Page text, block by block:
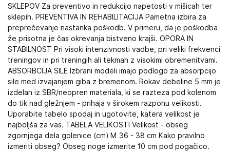
SKLEPOV Za preventivo in redukcijo napetosti v mišicah ter
sklepih. PREVENTIVA IN REHABILITACIJA Pametna izbira za
preprečevanje nastanka poškodb. V primeru, da je poškodba
že prisotna je čas okrevanja bistveno krajši. OPORA IN
STABILNOST Pri visoki intenzivnosti vadbe, pri veliki frekvenci
treningov in pri treningih ali tekmah z visokimi obremenitvami.
ABSORBCIJA SILE Izbrani modeli imajo podlogo za absorpcijo
sile med izvajanjem giba z bremenom. Rokav debeline 5 mm je
izdelan iz SBR/neopren materiala, ki se razteza pod kolenom
do tik nad gležnjem - prihaja v širokem razponu velikosti.
Uporabite tabelo spodaj in ugotovite, katera velikost je
najboljša za vas. TABELA VELIKOSTI Velikost - obseg
zgornjega dela golenice (cm) M 36 - 38 cm Kako pravilno
izmeriti obseg? Obseg noge izmerite 10 cm pod pogačico.